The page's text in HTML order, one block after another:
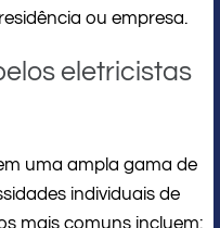
ou empresa.
eletricistas
uma ampla gama de
individuais de
mais comuns incluem: